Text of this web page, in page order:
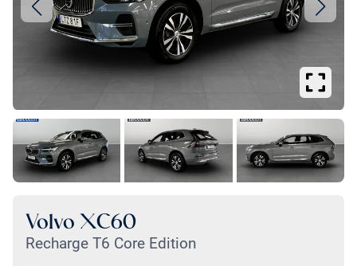
Volvo XC60
Recharge T6 Core Edition
Se
större
bilder